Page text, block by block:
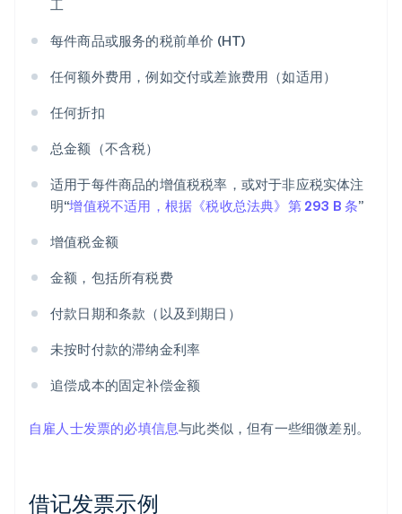
工
每件商品或服务的税前单价 (HT)
任何额外费用，例如交付或差旅费用（如适用）
任何折扣
总金额（不含税）
适用于每件商品的增值税税率，或对于非应税实体注
明“增值税不适用，根据《税收总法典》第 293 B 条”
增值税金额
金额，包括所有税费
付款日期和条款（以及到期日）
未按时付款的滞纳金利率
追偿成本的固定补偿金额
自雇人士发票的必填信息与此类似，但有一些细微差别。
借记发票示例